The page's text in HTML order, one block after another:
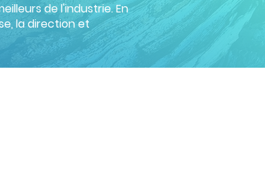
de l'industrie. En
la direction et